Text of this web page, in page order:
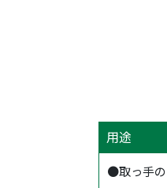
用途
●取っ手の